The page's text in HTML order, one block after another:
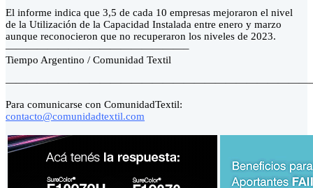
El informe indica que 3,5 de cada 10 empresas mejoraron el nivel
de la Utilización de la Capacidad Instalada entre enero y marzo
aunque reconocieron que no recuperaron los niveles de 2023.
—————————————————–
Tiempo Argentino / Comunidad Textil
Para comunicarse con ComunidadTextil:
contacto@comunidadtextil.com